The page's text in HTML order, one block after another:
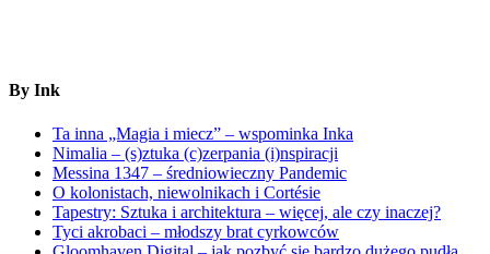
By Ink
Ta inna „Magia i miecz” – wspominka Inka
Nimalia – (s)ztuka (c)zerpania (i)nspiracji
Messina 1347 – średniowieczny Pandemic
O kolonistach, niewolnikach i Cortésie
Tapestry: Sztuka i architektura – więcej, ale czy inaczej?
Tyci akrobaci – młodszy brat cyrkowców